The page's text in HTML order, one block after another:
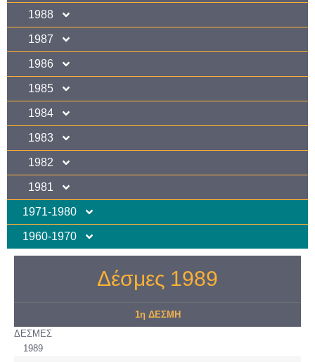
1988
1987
1986
1985
1984
1983
1982
1981
1971-1980
1960-1970
Δέσμες 1989
1η ΔΕΣΜΗ
ΔΕΣΜΕΣ
1989